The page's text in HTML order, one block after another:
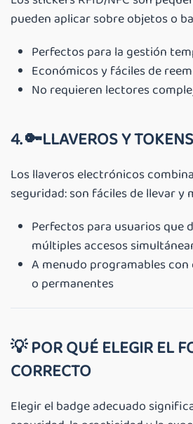
pueden aplicar sobre objetos o
Perfectos para la gestión
Económicos y fáciles de
No requieren lectores
4. 🔑LLAVEROS Y TOKENS
Los llaveros electrónicos
seguridad: son fáciles de llevar y
Perfectos para usuarios que
múltiples accesos
A menudo programables
o permanentes
💡POR QUÉ ELEGIR EL
CORRECTO
Elegir el badge adecuado